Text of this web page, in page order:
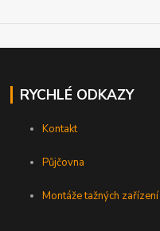
RYCHLÉ ODKAZY
Kontakt
Půjčovna
Montáže tažných zařízení